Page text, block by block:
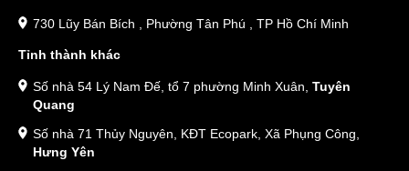
730 Lũy Bán Bích , Phường Tân Phú , TP Hồ Chí Minh
Tỉnh thành khác
Số nhà 54 Lý Nam Đế, tổ 7 phường Minh Xuân, Tuyên
Quang
Số nhà 71 Thủy Nguyên, KĐT Ecopark, Xã Phụng Công,
Hưng Yên